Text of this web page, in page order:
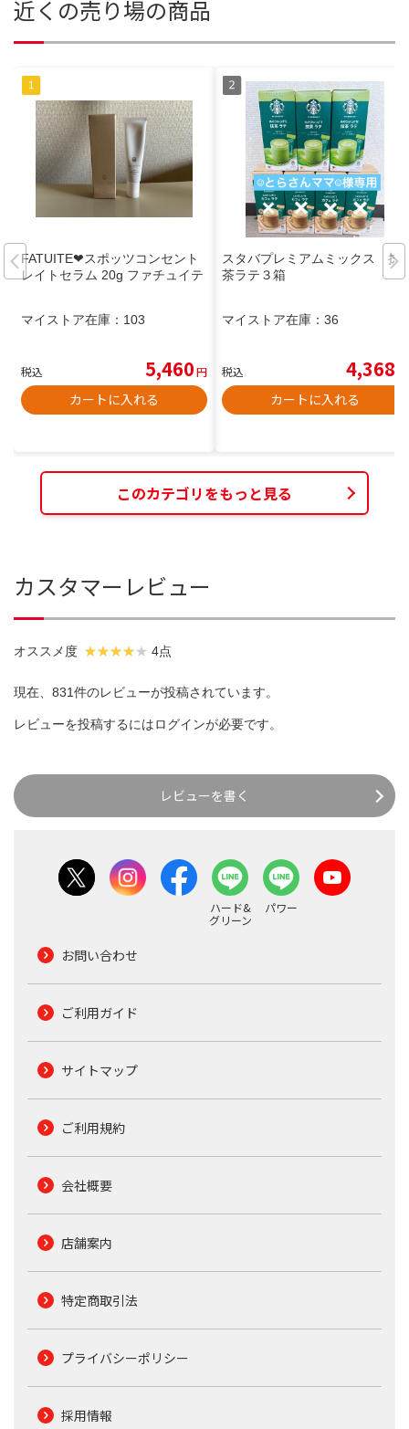
近くの売り場の商品
FATUITE❤︎スポッツコンセント
レイトセラム 20g ファチュイテ
マイストア在庫： 103
税込 5,460円
カートに入れる
スタバプレミアムミックス 抹
茶ラテ３箱
マイストア在庫： 36
税込 4,368
カートに入れる
このカテゴリをもっと見る
カスタマーレビュー
オススメ度 4点
現在、831件のレビューが投稿されています。
レビューを投稿するにはログインが必要です。
レビューを書く
ハード&
グリーン
パワー
お問い合わせ
ご利用ガイド
サイトマップ
ご利用規約
会社概要
店舗案内
特定商取引法
プライバシーポリシー
採用情報